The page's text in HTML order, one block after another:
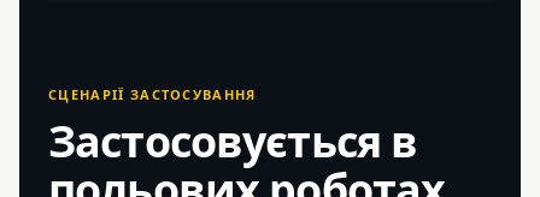
СЦЕНАРІЇ ЗАСТОСУВАННЯ
Застосовується в